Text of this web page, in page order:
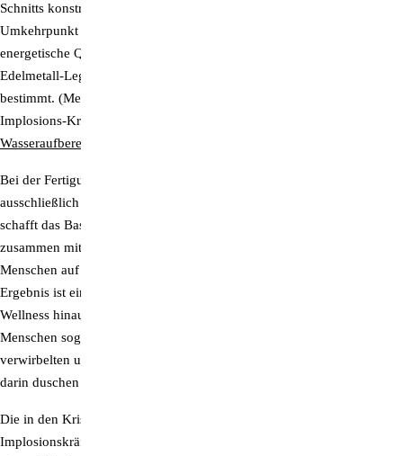
Schnitts konstruierten Wirbelkammern enthalten an ihrem
Umkehrpunkt verschiedene Kristalle, die dem Wasser ihre jeweilige
energetische Qualität als „Obertöne“ aufschwingen, während die
Edelmetall-Legierung der Duschplatte den energetischen „Grundton“
bestimmt. (Mehr Informationen über die Wirkweise dieser speziellen
Implosions-Kristall-Torus-Wirbeltechnologie lesen Sie hier:
Wasseraufbereitung: Vom Leitungswasser zum Lebenswasser
Bei der Fertigung unserer exklusiven Wirblerduschen kommen
ausschließlich bioenergetisch hochwertige Werkstoffe zum Einsatz. So
schafft das Basis-Material der Resonanzplatte und der Wirbler – Titan –,
zusammen mit dem verwendeten Kristall harmonische und für den
Menschen auf allen Ebenen förderliche Wechselwirkungen. Das
Ergebnis ist ein bislang nicht gekanntes Duscherlebnis, das über bloße
Wellness hinausgeht. Erfahrungen zeigen nämlich, dass manche
Menschen sogar noch größeren energetischen Nutzen aus dem
verwirbelten und lichtvollen „Kristallwasser“ ziehen, wenn sie auch
darin duschen oder baden, statt es nur zu trinken.
Die in den Kristall-Wirbelkammern erzeugten enormen
Implosionskräfte wirbeln bis zu 30 Prozent mehr Sauerstoff ins Wasser
Trimilin-Trampoline
Zeolith als bpa-Pulver